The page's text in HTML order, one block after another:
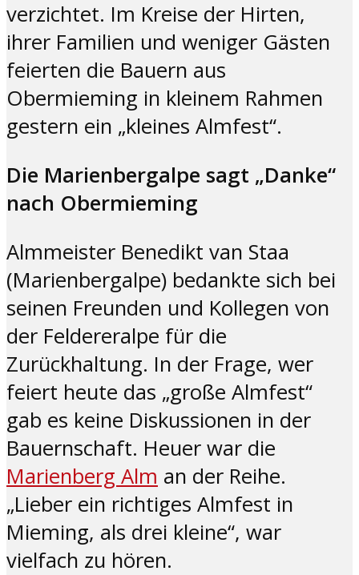
verzichtet. Im Kreise der Hirten,
ihrer Familien und weniger Gästen
feierten die Bauern aus
Obermieming in kleinem Rahmen
gestern ein „kleines Almfest“.
Die Marienbergalpe sagt „Danke“
nach Obermieming
Almmeister Benedikt van Staa
(Marienbergalpe) bedankte sich bei
seinen Freunden und Kollegen von
der Feldereralpe für die
Zurückhaltung. In der Frage, wer
feiert heute das „große Almfest“
gab es keine Diskussionen in der
Bauernschaft. Heuer war die
Marienberg Alm an der Reihe.
„Lieber ein richtiges Almfest in
Mieming, als drei kleine“, war
vielfach zu hören.